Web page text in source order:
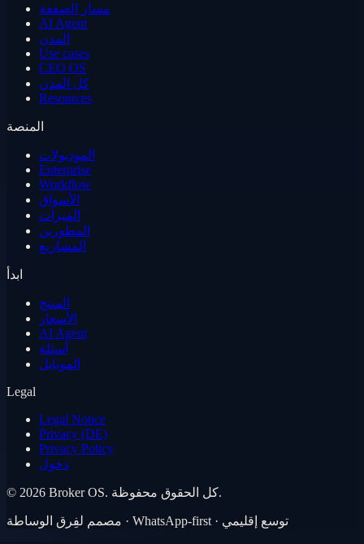
مسار الصفقة
AI Agent
المدن
Use cases
CEO OS
كل المدن
Resources
المنصة
الموديولات
Enterprise
Workflow
الأسواق
الميزات
المطورين
المشاريع
ابدأ
المنتج
الأسعار
AI Agent
أسئلة
الموبايل
Legal
Legal Notice
Privacy (DE)
Privacy Policy
دخول
© 2026 Broker OS. كل الحقوق محفوظة.
مصمم لفِرق الوساطة · WhatsApp-first · توسع إقليمي